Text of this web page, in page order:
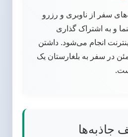
سفر از ناوبری و رزرو
و به اشتراک گذاری
انجام می‌شود. داشتن
در سفر به بلغارستان یک
جاذبه‌ها